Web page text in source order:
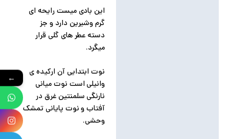
این بادی میست رایحه ای
گرم وشیرین دارد و جز
دسته عطر های گلی قرار
میگرد.
نوت ابتدایی آن ارکیده ی
وانیلی است نوت میانی
نارنگی سلمنتین غرق در
آفتاب و نوت پایانی تمشک
وحشی.
←